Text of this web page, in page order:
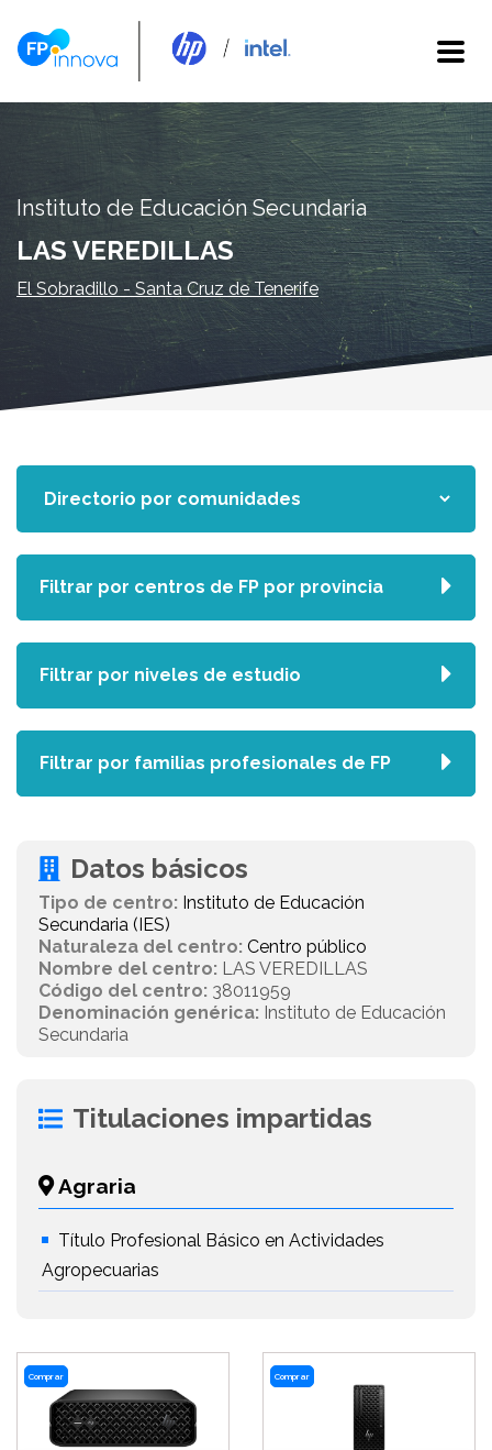
Instituto de Educación Secundaria
LAS VEREDILLAS
El Sobradillo - Santa Cruz de Tenerife
Datos básicos
Tipo de centro: Instituto de Educación
Secundaria (IES)
Naturaleza del centro: Centro público
Nombre del centro: LAS VEREDILLAS
Código del centro: 38011959
Denominación genérica: Instituto de Educación
Secundaria
Titulaciones impartidas
Agraria
Título Profesional Básico en Actividades
Agropecuarias
Comprar Comprar
Filtrar por centros de FP por provincia
Filtrar por niveles de estudio
Filtrar por familias profesionales de FP